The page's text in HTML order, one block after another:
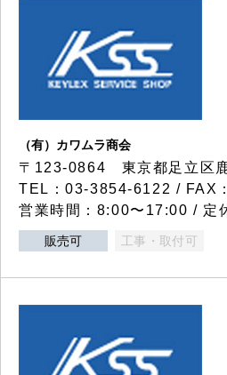
（有）カワムラ商会
〒123-0864 東京都足立区
TEL：03-3854-6122 / FAX
営業時間：8:00〜17:00 / 定
販売可 工事・取付可